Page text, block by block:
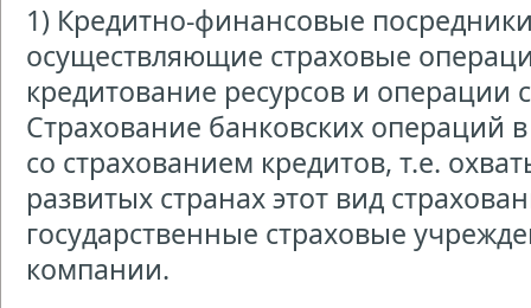
1) Кредитно-финансовые
осуществляющие страховые
кредитование ресурсов и
Страхование банковских операций
со страхованием кредитов, т.е.
развитых странах этот вид
государственные страховые
компании.